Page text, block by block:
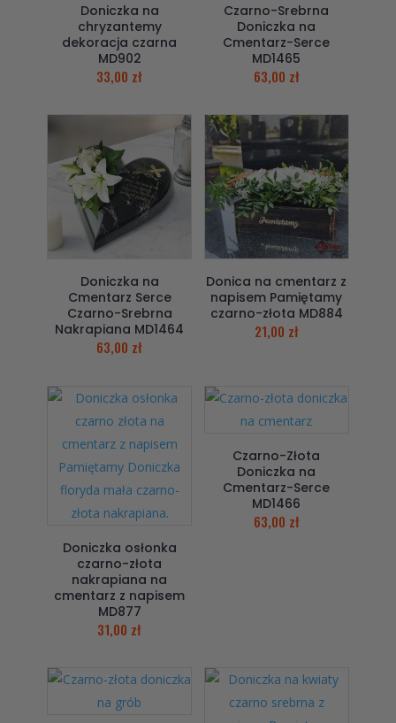
Doniczka na
chryzantemy
dekoracja czarna
MD902
33,00 zł
Czarno-Srebrna
Doniczka na
Cmentarz-Serce
MD1465
63,00 zł
Doniczka na
Cmentarz Serce
Czarno-Srebrna
Nakrapiana MD1464
63,00 zł
Donica na cmentarz z
napisem Pamiętamy
czarno-złota MD884
21,00 zł
Doniczka osłonka
czarno-złota
nakrapiana na
cmentarz z napisem
MD877
31,00 zł
Czarno-Złota
Doniczka na
Cmentarz-Serce
MD1466
63,00 zł